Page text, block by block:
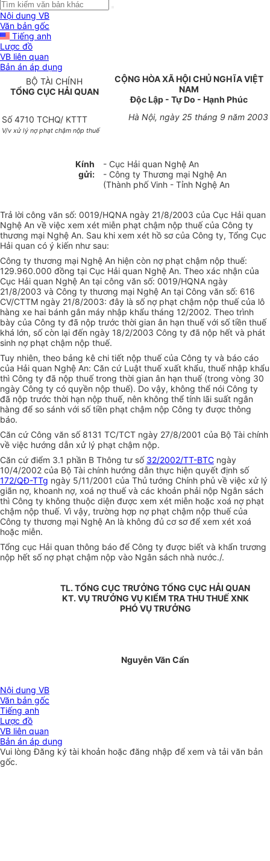
Nội dung VB
Văn bản gốc
Tiếng anh
Lược đồ
VB liên quan
Bản án áp dụng
BỘ TÀI CHÍNH
TỔNG CỤC HẢI QUAN
CỘNG HÒA XÃ HỘI CHỦ NGHĨA VIỆT
NAM
Độc Lập - Tự Do - Hạnh Phúc
Số 4710 TCHQ/ KTTT
V/v xử lý nợ phạt chậm nộp thuế
Hà Nội, ngày 25 tháng 9 năm 2003
Kính
gửi:
- Cục Hải quan Nghệ An
- Công ty Thương mại Nghệ An
(Thành phố Vinh - Tỉnh Nghệ An
Trả lời công văn số: 0019/HQNA ngày 21/8/2003 của Cục Hải quan
Nghệ An về việc xem xét miễn phạt chậm nộp thuế của Công ty
thương mại Nghệ An. Sau khi xem xét hồ sơ của Công ty, Tổng Cục
Hải quan có ý kiến như sau:
Công ty thương mại Nghệ An hiện còn nợ phạt chậm nộp thuế:
129.960.000 đồng tại Cục Hải quan Nghệ An. Theo xác nhận của
Cục Hải quan Nghệ An tại công văn số: 0019/HQNA ngày
21/8/2003 và Công ty thương mại Nghệ An tại Công văn số: 616
CV/CTTM ngày 21/8/2003: đây là số nợ phạt chậm nộp thuế của lô
hàng xe hai bánh gắn máy nhập khẩu tháng 12/2002. Theo trình
bày của Công ty đã nộp trước thời gian ân hạn thuế với số tiền thuế
khá lớn, số còn lại đến ngày 18/2/2003 Công ty đã nộp hết và phát
sinh nợ phạt chậm nộp thuế.
Tuy nhiên, theo bảng kê chi tiết nộp thuế của Công ty và báo cáo
của Hải quan Nghệ An: Căn cứ Luật thuế xuất khẩu, thuế nhập khẩu
thì Công ty đã nộp thuế trong thời gian ân hạn thuế (trong vòng 30
ngày Công ty có quyền nộp thuế). Do vậy, không thể nói Công ty
đã nộp trước thời hạn nộp thuế, nên không thể tính lãi suất ngân
hàng để so sánh với số tiền phạt chậm nộp Công ty được thông
báo.
Căn cứ Công văn số 8131 TC/TCT ngày 27/8/2001 của Bộ Tài chính
về việc hướng dẫn xử lý phạt chậm nộp.
Căn cứ điểm 3.1 phần B Thông tư số 32/2002/TT-BTC ngày
10/4/2002 của Bộ Tài chính hướng dẫn thực hiện quyết định số
172/QĐ-TTg ngày 5/11/2001 của Thủ tướng Chính phủ về việc xử lý
giãn nợ, khoanh nợ, xoá nợ thuế và các khoản phải nộp Ngân sách
thì Công ty không thuộc diện được xem xét miễn hoặc xoá nợ phạt
chậm nộp thuế. Vì vậy, trường hợp nợ phạt chậm nộp thuế của
Công ty thương mại Nghệ An là không đủ cơ sơ để xem xét xoá
hoặc miễn.
Tổng cục Hải quan thông báo để Công ty được biết và khẩn trương
nộp hết số nợ phạt chậm nộp vào Ngân sách nhà nước./.
TL. TỔNG CỤC TRƯỞNG TỔNG CỤC HẢI QUAN
KT. VỤ TRƯỞNG VỤ KIỂM TRA THU THUẾ XNK
PHÓ VỤ TRƯỞNG
Nguyễn Văn Cẩn
Nội dung VB
Văn bản gốc
Tiếng anh
Lược đồ
VB liên quan
Bản án áp dụng
Vui lòngĐăng ký tài khoản hoặc đăng nhập để xem và tải văn bản
gốc.